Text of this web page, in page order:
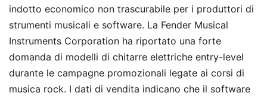
indotto economico non trascurabile per i produttori di
strumenti musicali e software. La Fender Musical
Instruments Corporation ha riportato una forte
domanda di modelli di chitarre elettriche entry-level
durante le campagne promozionali legate ai corsi di
musica rock. I dati di vendita indicano che il software